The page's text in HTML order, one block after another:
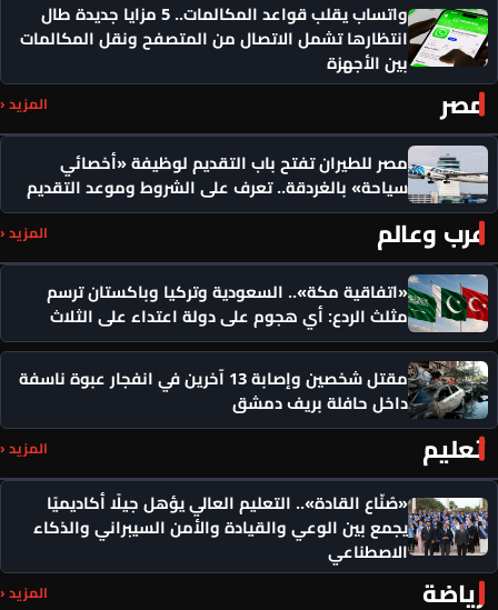
واتساب يقلب قواعد المكالمات.. 5 مزايا جديدة طال
انتظارها تشمل الاتصال من المتصفح ونقل المكالمات
بين الأجهزة
مصر المزيد ‹
مصر للطيران تفتح باب التقديم لوظيفة «أخصائي
سياحة» بالغردقة.. تعرف على الشروط وموعد التقديم
عرب وعالم المزيد ‹
«اتفاقية مكة».. السعودية وتركيا وباكستان ترسم
مثلث الردع: أي هجوم على دولة اعتداء على الثلاث
مقتل شخصين وإصابة 13 آخرين في انفجار عبوة ناسفة
داخل حافلة بريف دمشق
تعليم المزيد ‹
«صُنّاع القادة».. التعليم العالي يؤهل جيلًا أكاديميًا
يجمع بين الوعي والقيادة والأمن السيبراني والذكاء
الاصطناعي
رياضة المزيد ‹